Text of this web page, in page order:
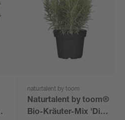
naturtalent by toom
Naturtalent by toom®
Bio-Kräuter-Mix 'Dip'